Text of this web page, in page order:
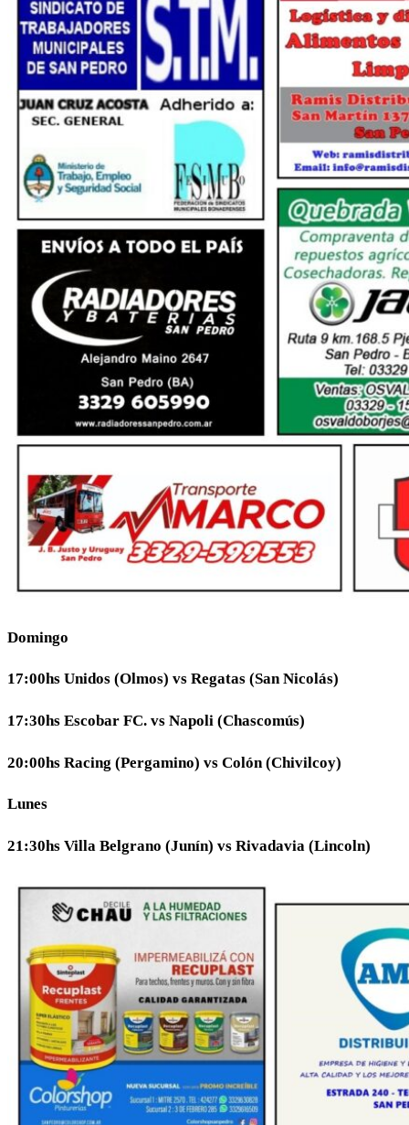
Domingo
17:00hs Unidos (Olmos) vs Regatas (San Nicolás)
17:30hs Escobar FC. vs Napoli (Chascomús)
20:00hs Racing (Pergamino) vs Colón (Chivilcoy)
Lunes
21:30hs Villa Belgrano (Junín) vs Rivadavia (Lincoln)